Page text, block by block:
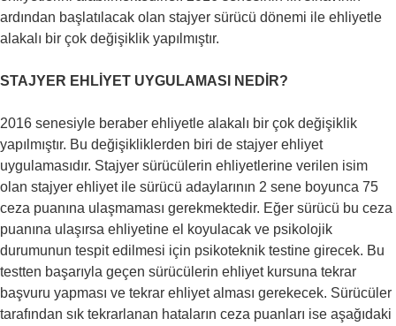
ardından başlatılacak olan stajyer sürücü dönemi ile ehliyetle
alakalı bir çok değişiklik yapılmıştır.
STAJYER EHLİYET UYGULAMASI NEDİR?
2016 senesiyle beraber ehliyetle alakalı bir çok değişiklik
yapılmıştır. Bu değişikliklerden biri de stajyer ehliyet
uygulamasıdır. Stajyer sürücülerin ehliyetlerine verilen isim
olan stajyer ehliyet ile sürücü adaylarının 2 sene boyunca 75
ceza puanına ulaşmaması gerekmektedir. Eğer sürücü bu ceza
puanına ulaşırsa ehliyetine el koyulacak ve psikolojik
durumunun tespit edilmesi için psikoteknik testine girecek. Bu
testten başarıyla geçen sürücülerin ehliyet kursuna tekrar
başvuru yapması ve tekrar ehliyet alması gerekecek. Sürücüler
tarafından sık tekrarlanan hataların ceza puanları ise aşağıdaki